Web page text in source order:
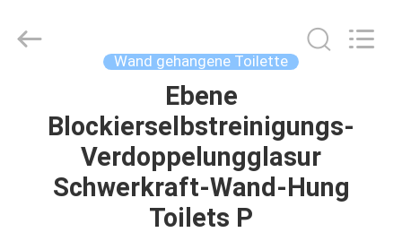
PRODUKTE
Wand gehangene Toilette
Ebene
Blockierselbstreinigungs-
Verdoppelungglasur
Schwerkraft-Wand-Hung
Toilets P